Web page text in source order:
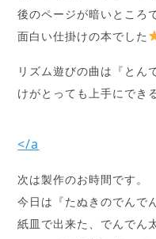
後のページが暗いところ
面白い仕掛けの本でした
リズム遊びの曲は『とん
けがとっても上手にでき
</a
次は製作のお時間です。
今日は『たぬきのでんで
紙皿で出来た、でんでん